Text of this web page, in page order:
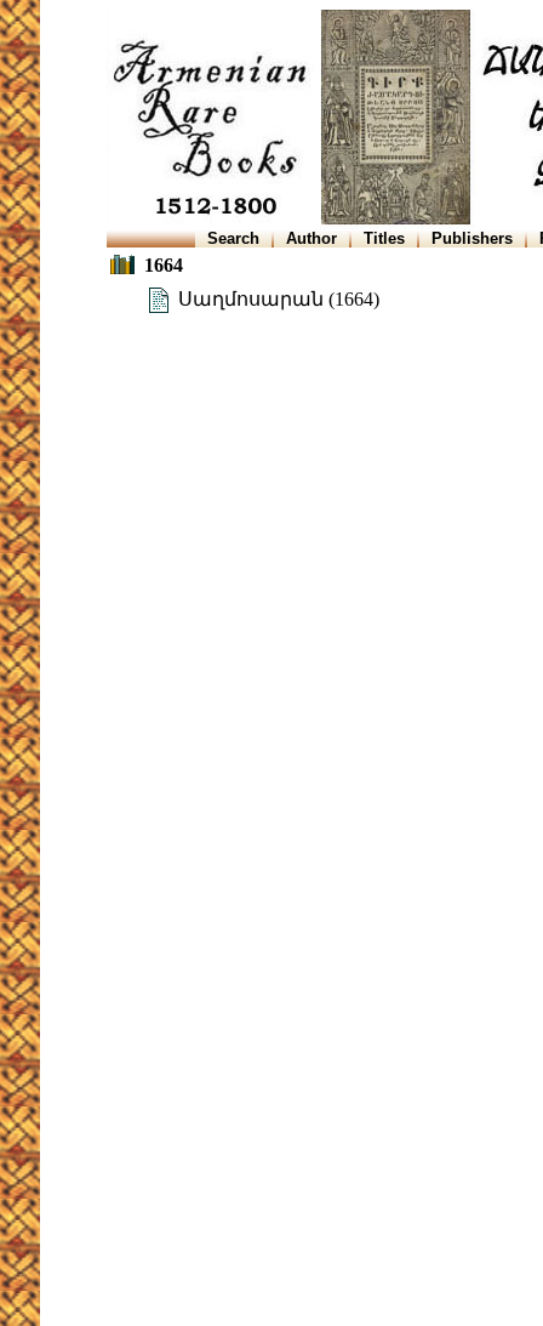
Search Author Titles Publishers
1664
Սաղմոսարան (1664)